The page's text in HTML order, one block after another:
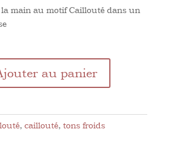
main au motif Caillouté dans un
au panier
, caillouté, tons froids